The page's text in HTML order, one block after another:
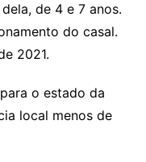
de 4 e 7 anos.
do casal.
2021.
o estado da
local menos de